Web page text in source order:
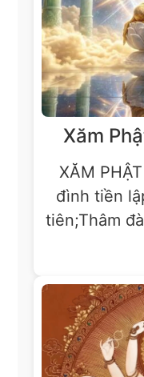
Xăm
XĂM
đình tiền
tiên;Thâm